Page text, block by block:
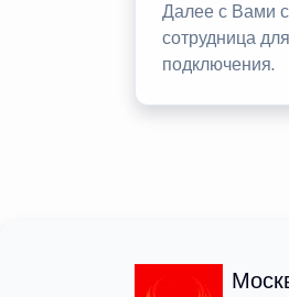
Далее с Вами
сотрудница
подключения.